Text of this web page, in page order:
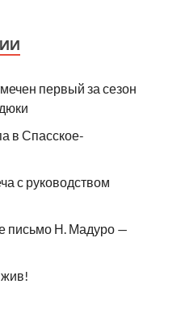
первый за сезон
в Спасское-
с руководством
письмо Н. Мадуро —